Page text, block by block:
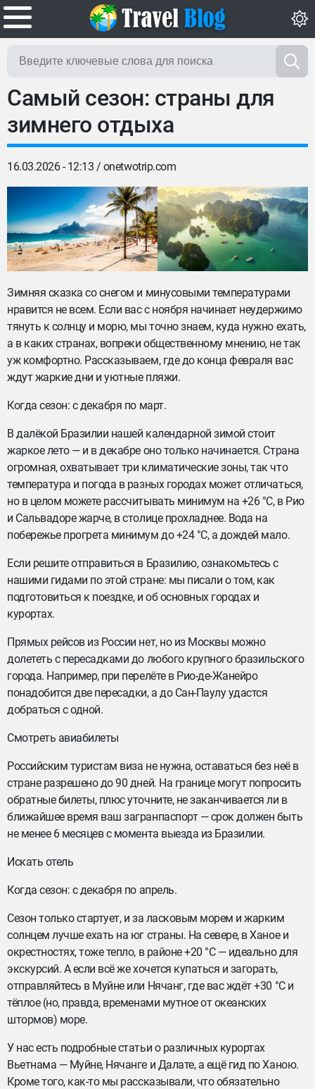
Самый сезон: страны для
зимнего отдыха
16.03.2026 - 12:13 / onetwotrip.com
Зимняя сказка со снегом и минусовыми температурами
нравится не всем. Если вас с ноября начинает неудержимо
тянуть к солнцу и морю, мы точно знаем, куда нужно ехать,
а в каких странах, вопреки общественному мнению, не так
уж комфортно. Рассказываем, где до конца февраля вас
ждут жаркие дни и уютные пляжи.
Когда сезон: с декабря по март.
В далёкой Бразилии нашей календарной зимой стоит
жаркое лето — и в декабре оно только начинается. Страна
огромная, охватывает три климатические зоны, так что
температура и погода в разных городах может отличаться,
но в целом можете рассчитывать минимум на +26 °C, в Рио
и Сальвадоре жарче, в столице прохладнее. Вода на
побережье прогрета минимум до +24 °C, а дождей мало.
Если решите отправиться в Бразилию, ознакомьтесь с
нашими гидами по этой стране: мы писали о том, как
подготовиться к поездке, и об основных городах и
курортах.
Прямых рейсов из России нет, но из Москвы можно
долететь с пересадками до любого крупного бразильского
города. Например, при перелёте в Рио-де-Жанейро
понадобится две пересадки, а до Сан-Паулу удастся
добраться с одной.
Смотреть авиабилеты
Российским туристам виза не нужна, оставаться без неё в
стране разрешено до 90 дней. На границе могут попросить
обратные билеты, плюс уточните, не заканчивается ли в
ближайшее время ваш загранпаспорт — срок должен быть
не менее 6 месяцев с момента выезда из Бразилии.
Искать отель
Когда сезон: с декабря по апрель.
Сезон только стартует, и за ласковым морем и жарким
солнцем лучше ехать на юг страны. На севере, в Ханое и
окрестностях, тоже тепло, в районе +20 °C — идеально для
экскурсий. А если всё же хочется купаться и загорать,
отправляйтесь в Муйне или Нячанг, где вас ждёт +30 °C и
тёплое (но, правда, временами мутное от океанских
штормов) море.
У нас есть подробные статьи о различных курортах
Вьетнама — Муйне, Нячанге и Далате, а ещё гид по Ханою.
Кроме того, как-то мы рассказывали, что обязательно